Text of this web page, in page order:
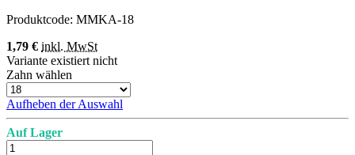
Produktcode: MMKA-18
1,79 € inkl. MwSt
Variante existiert nicht
Zahn wählen
Aufheben der Auswahl
Auf Lager